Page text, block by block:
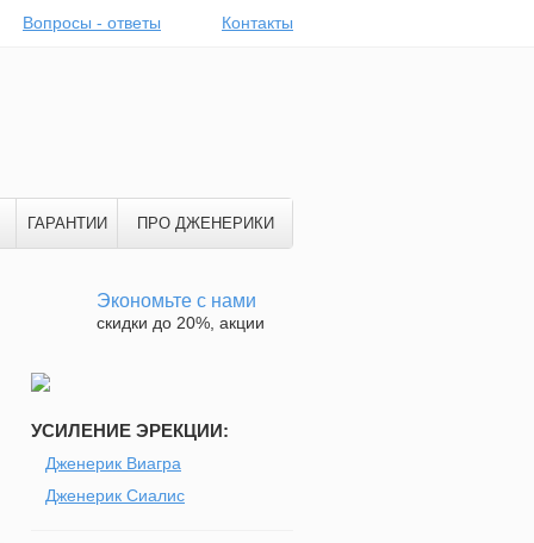
Вопросы - ответы Контакты
ГАРАНТИИ ПРО ДЖЕНЕРИКИ
Экономьте с нами
скидки до 20%, акции
УСИЛЕНИЕ ЭРЕКЦИИ:
Дженерик Виагра
Дженерик Сиалис